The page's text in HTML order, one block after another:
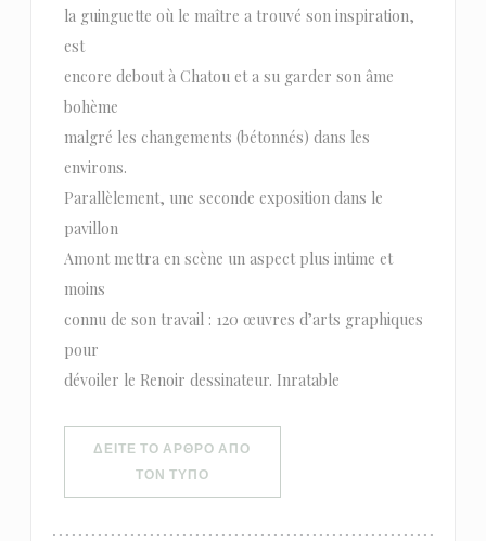
la guinguette où le maître a trouvé son inspiration,
est
encore debout à Chatou et a su garder son âme
bohème
malgré les changements (bétonnés) dans les
environs.
Parallèlement, une seconde exposition dans le
pavillon
Amont mettra en scène un aspect plus intime et
moins
connu de son travail : 120 œuvres d’arts graphiques
pour
dévoiler le Renoir dessinateur. Inratable
ΔΕΊΤΕ ΤΟ ΆΡΘΡΟ ΑΠΌ
ΤΟΝ ΤΎΠΟ((ΑΝΟΊΓΕΙ ΣΕ ΝΈΟ ΠΑΡΆΘΥΡΟ))